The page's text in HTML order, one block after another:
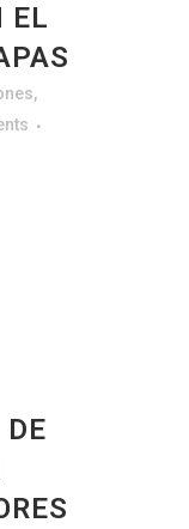
EL
,